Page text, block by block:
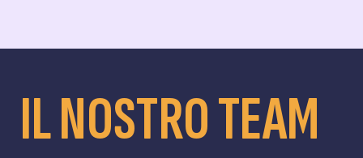
condivide i nostri valori.
comunità e dei partner che vogliamo
intuizioni per promuovere l'impatto
IL NOSTRO TEAM